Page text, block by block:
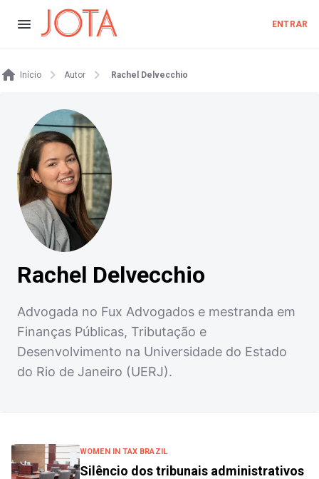
ENTRAR
Início Autor Rachel Delvecchio
Rachel Delvecchio
Advogada no Fux Advogados e mestranda em
Finanças Públicas, Tributação e
Desenvolvimento na Universidade do Estado
do Rio de Janeiro (UERJ).
WOMEN IN TAX BRAZIL
Silêncio dos tribunais administrativos